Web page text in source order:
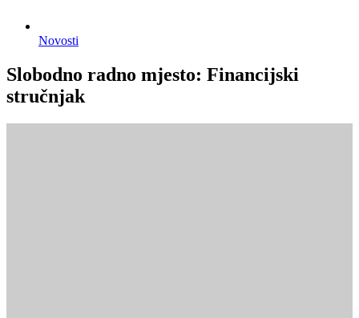
Novosti
Slobodno radno mjesto: Financijski
stručnjak